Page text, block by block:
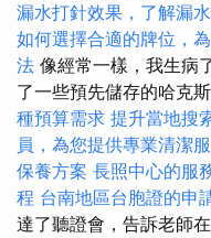
漏水打針效果，了解漏
如何選擇合適的牌位，
法 像經常一樣，我生病
了一些預先儲存的哈克斯
種預算需求 提升當地搜
員，為您提供專業清潔
保養方案 長照中心的服
程 台南地區台胞證的申
達了聽證會，告訴老師